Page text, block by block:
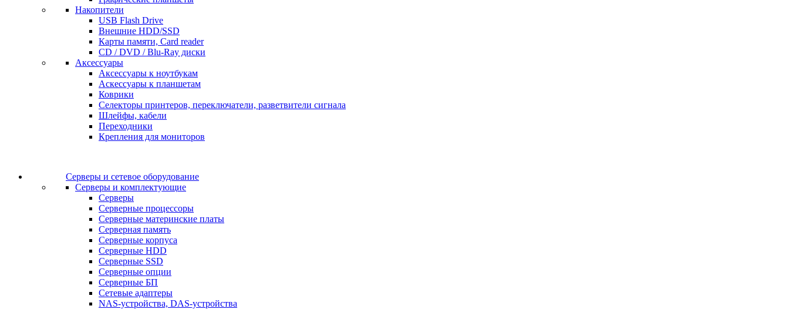
Накопители
USB Flash Drive
Внешние HDD/SSD
Карты памяти, Card reader
CD / DVD / Blu-Ray диски
Аксессуары
Аксессуары к ноутбукам
Аскессуары к планшетам
Коврики
Селекторы принтеров, переключатели, разветвители сигнала
Шлейфы, кабели
Переходники
Крепления для мониторов
Серверы и сетевое оборудование
Серверы и комплектующие
Серверы
Серверные процессоры
Серверные материнские платы
Серверная память
Серверные корпуса
Серверные HDD
Серверные SSD
Серверные опции
Серверные БП
Сетевые адаптеры
NAS-устройства, DAS-устройства